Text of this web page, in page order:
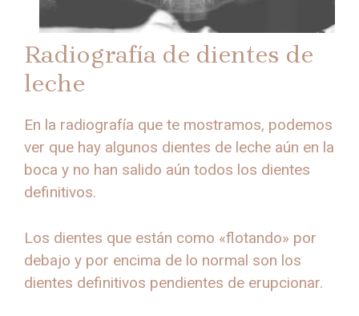
Radiografía de dientes de
leche
En la radiografía que te mostramos, podemos
ver que hay algunos dientes de leche aún en la
boca y no han salido aún todos los dientes
definitivos.
Los dientes que están como «flotando» por
debajo y por encima de lo normal son los
dientes definitivos pendientes de erupcionar.